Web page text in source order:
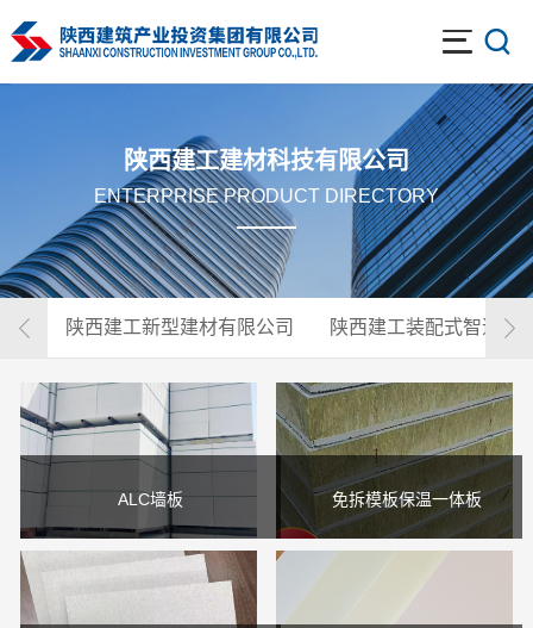
陕西建工建材科技有限公司
ENTERPRISE PRODUCT DIRECTORY
陕西建工新型建材有限公司 陕西建工装配式智造科
ALC墙板
alc墙板用作墙体材料，可
根据用户的不同需要，灵
活地重新合理分割空间，
免拆模板保温一体板
通过连接件将高强合成水